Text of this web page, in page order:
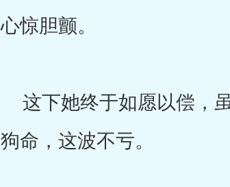
心惊胆颤。
这下她终于如愿以偿，
狗命，这波不亏。